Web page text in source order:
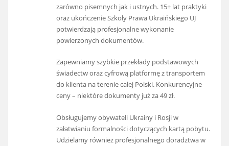
zarówno pisemnych jak i ustnych. 15+ lat praktyki
oraz ukończenie Szkoły Prawa Ukraińskiego UJ
potwierdzają profesjonalne wykonanie
powierzonych dokumentów.
Zapewniamy szybkie przekłady podstawowych
świadectw oraz cyfrową platformę z transportem
do klienta na terenie całej Polski. Konkurencyjne
ceny – niektóre dokumenty już za 49 zł.
Obsługujemy obywateli Ukrainy i Rosji w
załatwianiu formalności dotyczących kartą pobytu.
Udzielamy również profesjonalnego doradztwa w